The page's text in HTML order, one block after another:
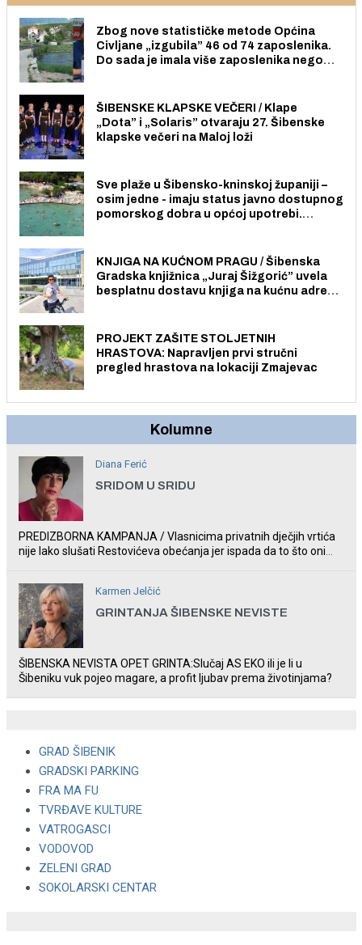
Zbog nove statističke metode Općina
Civljane „izgubila” 46 od 74 zaposlenika.
Do sada je imala više zaposlenika nego
ŠIBENSKE KLAPSKE VEČERI / Klape
„Dota” i „Solaris” otvaraju 27. Šibenske
klapske večeri na Maloj loži
Sve plaže u Šibensko-kninskoj županiji –
osim jedne - imaju status javno dostupnog
pomorskog dobra u općoj upotrebi.
KNJIGA NA KUĆNOM PRAGU / Šibenska
Gradska knjižnica „Juraj Šižgorić” uvela
besplatnu dostavu knjiga na kućnu adresu
PROJEKT ZAŠITE STOLJETNIH
HRASTOVA: Napravljen prvi stručni
pregled hrastova na lokaciji Zmajevac
Kolumne
Diana Ferić
SRIDOM U SRIDU
PREDIZBORNA KAMPANJA / Vlasnicima privatnih dječjih vrtića
nije lako slušati Restovićeva obećanja jer ispada da to što oni
Karmen Jelčić
GRINTANJA ŠIBENSKE NEVISTE
ŠIBENSKA NEVISTA OPET GRINTA:Slučaj AS EKO ili je li u
Šibeniku vuk pojeo magare, a profit ljubav prema životinjama?
GRAD ŠIBENIK
GRADSKI PARKING
FRA MA FU
TVRĐAVE KULTURE
VATROGASCI
VODOVOD
ZELENI GRAD
SOKOLARSKI CENTAR